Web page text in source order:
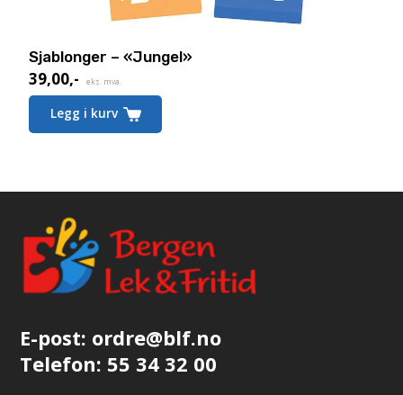
Sjablonger – «Jungel»
39,00,- eks. mva.
Legg i kurv
E-post: ordre@blf.no
Telefon: 55 34 32 00